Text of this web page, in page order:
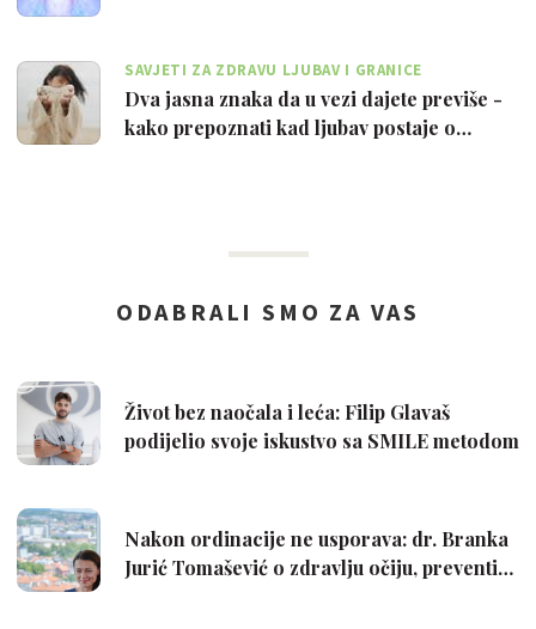
SAVJETI ZA ZDRAVU LJUBAV I GRANICE
Dva jasna znaka da u vezi dajete previše -
kako prepoznati kad ljubav postaje o…